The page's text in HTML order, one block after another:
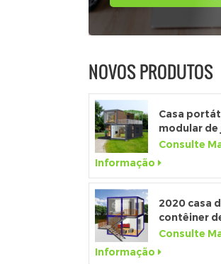
NOVOS PRODUTOS
Casa
modular de
de altura
Consulte
Informação
2020 casa
contêiner
pacote
Consulte
Informação